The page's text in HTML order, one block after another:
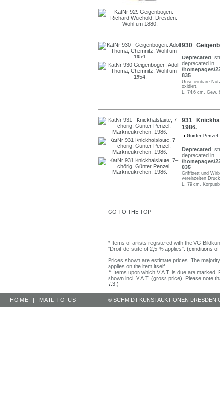
930
Deprecated:
deprecated in
/homepages/
835
Unscheinbare
oxidiert.
L. 74,6 cm, Gew.
931
1986.
Günter Penzel
Deprecated:
deprecated in
/homepages/
835
Griffbrett und
vereinzelten
L. 79 cm,
GO TO THE TOP
* Items of artists registered with the VG
"Droit-de-suite of 2,5 % applies". (conditions of
Prices shown are estimate prices. The
applies on the item itself.
** Items upon which V.A.T. is due are
shown incl. V.A.T. (gross price). Please note
7.3.)
HOME | MAIL TO US © SCHMIDT KUNSTAUKTIONEN DRESDEN